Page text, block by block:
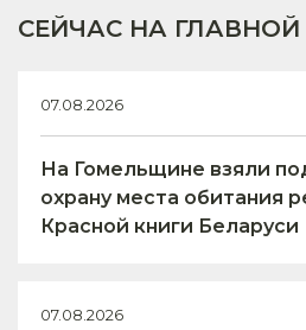
СЕЙЧАС НА ГЛАВНОЙ
07.08.2026
На Гомельщине взяли
охрану места обитания
Красной книги Беларуси
07.08.2026